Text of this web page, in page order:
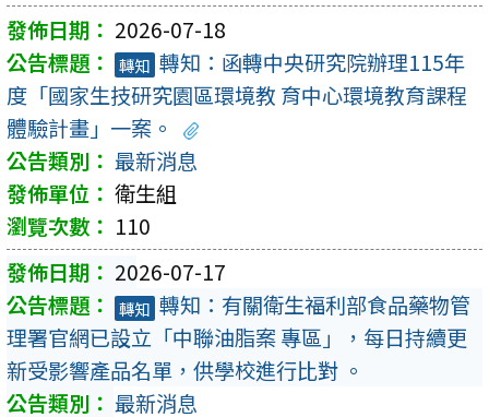
2026-07-18
轉知 轉知：函轉中央研究院辦理115年
度「國家生技研究園區環境教 育中心環境教育課程
體驗計畫」一案。
最新消息
衛生組
110
2026-07-17
轉知 轉知：有關衛生福利部食品藥物管
理署官網已設立「中聯油脂案 專區」，每日持續更
新受影響產品名單，供學校進行比對 。
最新消息